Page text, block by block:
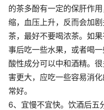
的茶多酚有一定的保肝作
缩，血压上升，反而会加
茶，最好不要喝浓茶。如
事后吃一些水果，或者喝
酸性成分可以中和酒精。
害更大，应吃一些容易消
常好。
6、宜慢不宜快。饮酒后